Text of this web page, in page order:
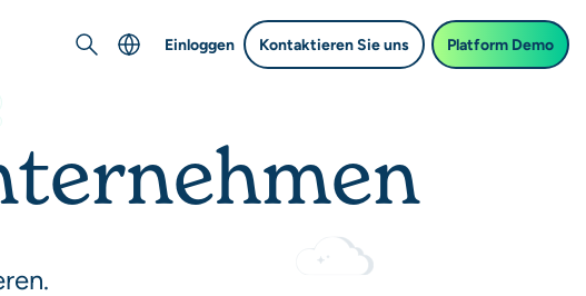
Search
中文 (Chinese)
Français (French)
Einloggen Kontaktieren Sie uns Platform Demo